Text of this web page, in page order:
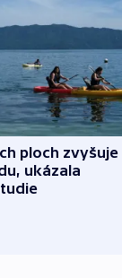
ploch zvyšuje
ukázala